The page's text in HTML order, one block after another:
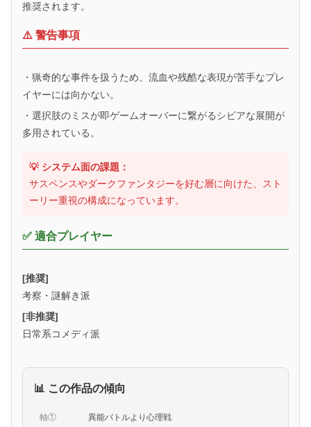
推奨されます。
⚠️ 警告事項
・猟奇的な事件を扱うため、流血や残酷な表現が苦手なプレ
イヤーには向かない。
・選択肢のミスが即ゲームオーバーに繋がるシビアな展開が
多用されている。
💡 システム面の課題：
サスペンスやダークファンタジーを好む層に向けた、スト
ーリー重視の構成になっています。
✅ 適合プレイヤー
[推奨]
考察・謎解き派
[非推奨]
日常系コメディ派
📊 この作品の傾向
軸① 異能バトルより心理戦